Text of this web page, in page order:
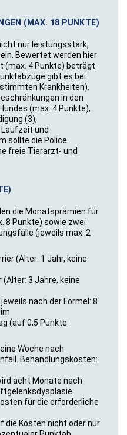
(MAX. 18 PUNKTE)
nur leistungsstark,
Bewertet werden hier
(max. 4 Punkte) beträgt
gibt es bei
Krankheiten).
in den
(max. 4 Punkte),
(3),
und
sollte die Police
freie Tierarzt- und
die Monatsprämien für
8 Punkte) sowie zwei
(jeweils max. 2
(Alter: 1 Jahr, keine
3 Jahre, keine
nach der Formel: 8
(auf 0,5 Punkte
Woche nach
Behandlungskosten:
acht Monate nach
für die erforderliche
die Kosten nicht oder nur